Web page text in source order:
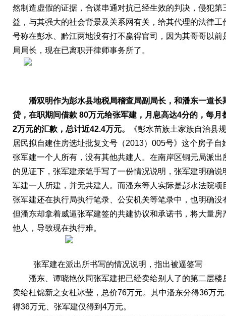
然制造虚假的证据，合谋串通对抗已经生效的判决，侵犯第
益，与其强大的社会背景及关系网有关，给其代理的法律工
号称在彭水、黔江两地没有打不赢得官司，因为其哥哥以前
局局长，现在已离职开律师事务所了。
潘双明作为彭水县地税局稽查局副局长，和潘东一道长
贷，在职期间借款 80万元给张军建，月息高达4分的，每月
2万元的汇款，总计近42.4万元。
《彭水苗族土家族自治县
居民拟自建住房选址批复文号（2013）005号》这个房子自
张军建一个人所有，没有其他共建人。在南岸区铜元局派出
的见证下，张军建亲笔手写了一份情况说明，张军建明确说
军建一人所建，并无共建人。而潘东等人实际是彭水法院项
张军建还在执行局执行笔录、公安机关等笔录中，也明确没
但潘东却拿着威逼张军建签的共建协议和承诺书，将大量房
他人，导致现在执行难。
张军建在派出所书写的情况说明，指出被逼签写
潘东、谭晓艳伙同张军建把已经卖给别人了的第二层楼
卖给杜锦新之女杜冰莹，总价76万元。其中潘东分得36万
得36万元、张军建仅得到4万元。